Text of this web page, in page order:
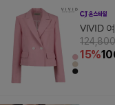
VIVID
15%